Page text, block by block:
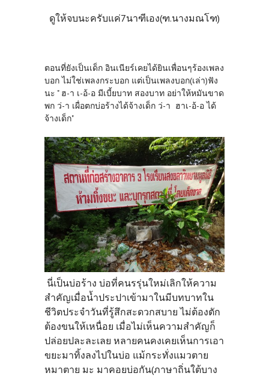
ดูให้จบนะครับแค่7นาฑีเอง(ฑ.นางมณโฑ)
ตอนที่ยังเป็นเด็ก อินเนียร์เคยได้ยินเพื่อนๆร้องเพลง
บอก ไม่ใช่เพลงกระบอก แต่เป็นเพลงบอก(เล่า)ฟัง
นะ " ฮ-า เ-อ้-อ มีเบี้ยบาท สองบาท อย่าให้หมันขาด
พก ว่-า เผื่อตกบ่อร้างได้จ้างเด็ก ว่-า ฮาเ-อ้-อ ได้
จ้างเด็ก"
นี่เป็นบ่อร้าง บ่อที่คนรรุ่นใหม่เลิกให้ความ
สำคัญเมื่อน้ำประปาเข้ามาในมีบทบาทใน
ชีวิตประจำวันที่รู้สึกสะดวกสบาย ไม่ต้องตัก
ต้องขนให้เหนื่อย เมื่อไม่เห็นความสำคัญก็
ปล่อยปละละเลย หลายคนคงเคยเห็นการเอา
ขยะมาทิ้งลงไปในบ่อ แม้กระทั่งแมวตาย
หมาตาย มะ มาคอยบ่อกัน(ภาษาถิ่นใต้บาง